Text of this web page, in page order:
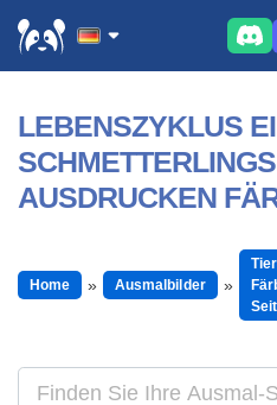
LEBENSZYKLUS
AUSDRUCKEN
Home Ausmalbilder